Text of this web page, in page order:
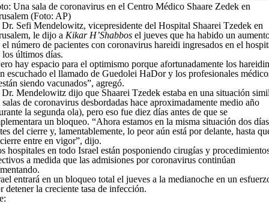
Una sala de coronavirus en el Centro Médico Shaare Zedek en
(Foto: AP)
Sefi Mendelowitz, vicepresidente del Hospital Shaarei Tzedek en
le dijo a Kikar H’Shabbos el jueves que ha habido un
el número de pacientes con coronavirus hareidi ingresados ​​en el
los últimos días.
hay espacio para el optimismo porque afortunadamente los
escuchado el llamado de Guedolei HaDor y los profesionales
siendo vacunados”, agregó.
Mendelowitz dijo que Shaarei Tzedek estaba en una situación
salas de coronavirus desbordadas hace aproximadamente medio año
la segunda ola), pero eso fue diez días antes de que se
un bloqueo. “Ahora estamos en la misma situación dos días
del cierre y, lamentablemente, lo peor aún está por delante, hasta
entre en vigor”, dijo.
hospitales en todo Israel están posponiendo cirugías y
a medida que las admisiones por coronavirus continúan
entrará en un bloqueo total el jueves a la medianoche en un
detener la creciente tasa de infección.